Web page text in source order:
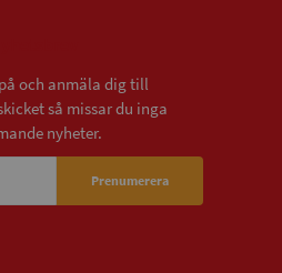
och anmäla dig till
så missar du inga
nyheter.
Prenumerera